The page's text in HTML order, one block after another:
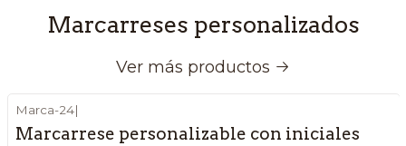
Marcarreses personalizados
Ver más productos
Marca-24|
Marcarrese personalizable con iniciales